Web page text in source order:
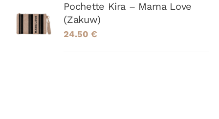
AU
PANIER
/
Pochette Kira – Mama Love
(Zakuw)
24.50€